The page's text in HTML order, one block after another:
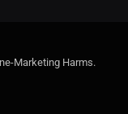
Marketing Harms.